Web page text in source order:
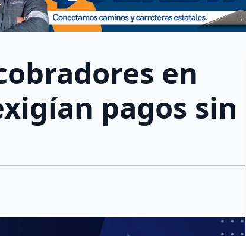
en
pagos sin